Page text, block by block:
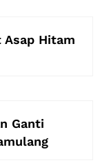
Hitam
Ganti